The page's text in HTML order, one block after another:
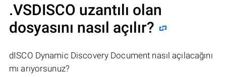
.VSDISCO uzantılı olan
dosyasını nasıl açılır?
dISCO Dynamic Discovery Document nasıl açılacağını
mı arıyorsunuz?